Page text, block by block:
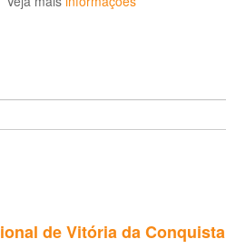
de Vitória da Conquista